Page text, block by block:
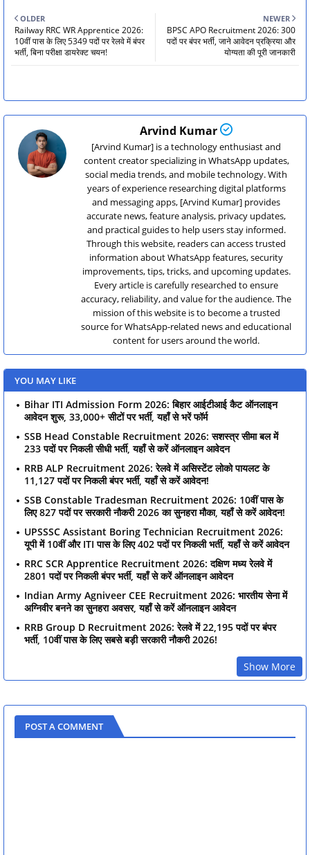
NEWER
BPSC APO Recruitment 2026: 300
पदों पर बंपर भर्ती, जाने आवेदन प्रक्रिया और
योग्यता की पूरी जानकारी
OLDER
Railway RRC WR Apprentice 2026:
10वीं पास के लिए 5349 पदों पर रेलवे में बंपर
भर्ती, बिना परीक्षा डायरेक्ट चयन!
Arvind Kumar
[Arvind Kumar] is a technology enthusiast and
content creator specializing in WhatsApp updates,
social media trends, and mobile technology. With
years of experience researching digital platforms
and messaging apps, [Arvind Kumar] provides
accurate news, feature analysis, privacy updates,
and practical guides to help users stay informed.
Through this website, readers can access trusted
information about WhatsApp features, security
improvements, tips, tricks, and upcoming updates.
Every article is carefully researched to ensure
accuracy, reliability, and value for the audience. The
mission of this website is to become a trusted
source for WhatsApp-related news and educational
content for users around the world.
YOU MAY LIKE
Bihar ITI Admission Form 2026: बिहार आईटीआई कैट ऑनलाइन
आवेदन शुरू, 33,000+ सीटों पर भर्ती, यहाँ से भरें फॉर्म
SSB Head Constable Recruitment 2026: सशस्त्र सीमा बल में
233 पदों पर निकली सीधी भर्ती, यहाँ से करें ऑनलाइन आवेदन
RRB ALP Recruitment 2026: रेलवे में असिस्टेंट लोको पायलट के
11,127 पदों पर निकली बंपर भर्ती, यहाँ से करें आवेदन!
SSB Constable Tradesman Recruitment 2026: 10वीं पास के
लिए 827 पदों पर सरकारी नौकरी 2026 का सुनहरा मौका, यहाँ से करें आवेदन!
UPSSSC Assistant Boring Technician Recruitment 2026:
यूपी में 10वीं और ITI पास के लिए 402 पदों पर निकली भर्ती, यहाँ से करें आवेदन
RRC SCR Apprentice Recruitment 2026: दक्षिण मध्य रेलवे में
2801 पदों पर निकली बंपर भर्ती, यहाँ से करें ऑनलाइन आवेदन
Indian Army Agniveer CEE Recruitment 2026: भारतीय सेना में
अग्निवीर बनने का सुनहरा अवसर, यहाँ से करें ऑनलाइन आवेदन
RRB Group D Recruitment 2026: रेलवे में 22,195 पदों पर बंपर
भर्ती, 10वीं पास के लिए सबसे बड़ी सरकारी नौकरी 2026!
Show More
POST A COMMENT